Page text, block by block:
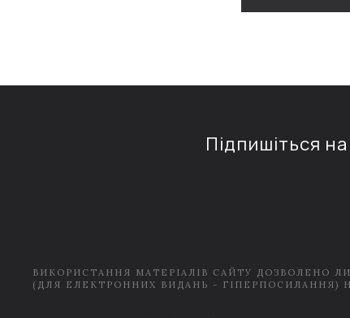
Підпишіться
ВИКОРИСТАННЯ МАТЕРІАЛІВ САЙТУ ДОЗВОЛЕНО
(ДЛЯ ЕЛЕКТРОННИХ ВИДАНЬ - ГІПЕРПОСИЛАННЯ)